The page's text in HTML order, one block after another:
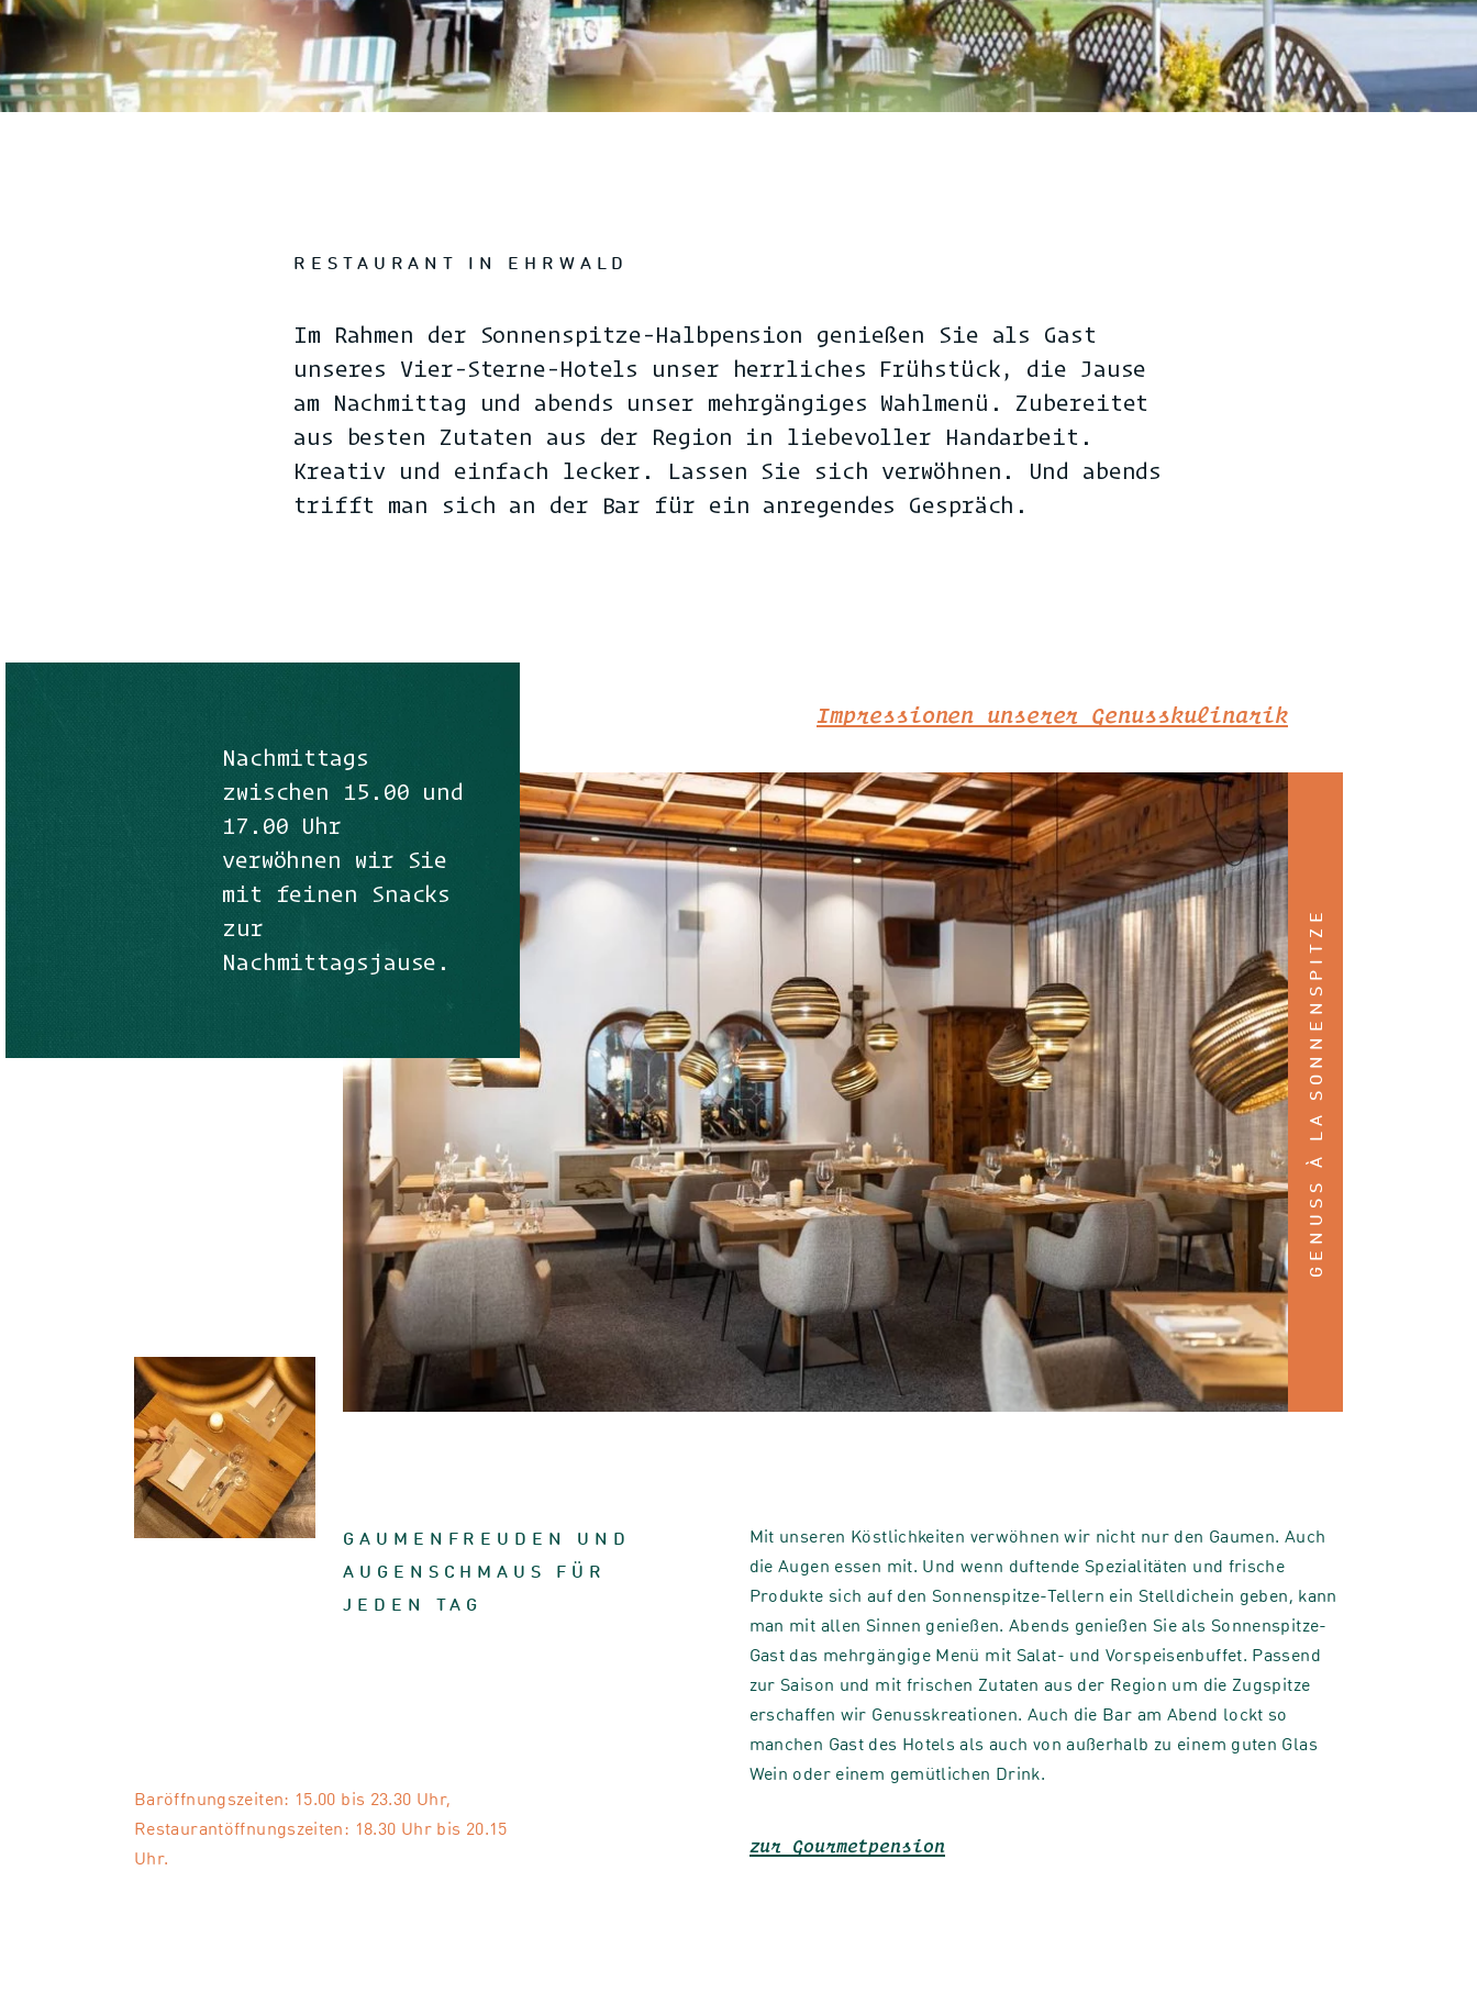
RESTAURANT IN EHRWALD
Im Rahmen der Sonnenspitze-Halbpension genießen Sie als Gast
unseres Vier-Sterne-Hotels unser herrliches Frühstück, die Jause
am Nachmittag und abends unser mehrgängiges Wahlmenü. Zubereitet
aus besten Zutaten aus der Region in liebevoller Handarbeit.
Kreativ und einfach lecker. Lassen Sie sich verwöhnen. Und abends
trifft man sich an der Bar für ein anregendes Gespräch.
Nachmittags
zwischen 15.00 und
17.00 Uhr
verwöhnen wir Sie
mit feinen Snacks
zur
Nachmittagsjause.
GENUSS À LA SONNENSPITZE
GAUMENFREUDEN UND
AUGENSCHMAUS FÜR
JEDEN TAG
Mit unseren Köstlichkeiten verwöhnen wir nicht nur den Gaumen. Auch
die Augen essen mit. Und wenn duftende Spezialitäten und frische
Produkte sich auf den Sonnenspitze-Tellern ein Stelldichein geben, kann
man mit allen Sinnen genießen. Abends genießen Sie als Sonnenspitze-
Gast das mehrgängige Menü mit Salat- und Vorspeisenbuffet. Passend
zur Saison und mit frischen Zutaten aus der Region um die Zugspitze
erschaffen wir Genusskreationen. Auch die Bar am Abend lockt so
manchen Gast des Hotels als auch von außerhalb zu einem guten Glas
Wein oder einem gemütlichen Drink.
zur Gourmetpension
Baröffnungszeiten: 15.00 bis 23.30 Uhr,
Restaurantöffnungszeiten: 18.30 Uhr bis 20.15
Uhr.
Impressionen unserer Genusskulinarik